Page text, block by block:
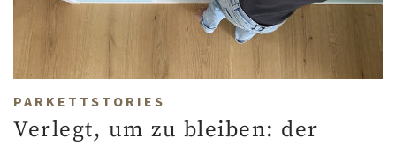
PARKETTSTORIES
Verlegt, um zu bleiben: der